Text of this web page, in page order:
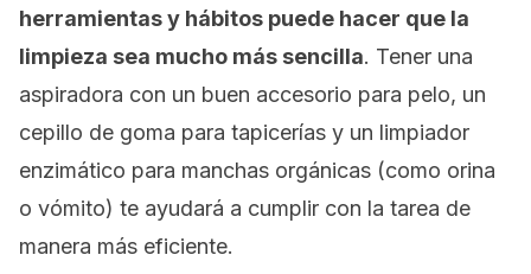
herramientas y hábitos puede hacer que la
limpieza sea mucho más sencilla. Tener una
aspiradora con un buen accesorio para pelo, un
cepillo de goma para tapicerías y un limpiador
enzimático para manchas orgánicas (como orina
o vómito) te ayudará a cumplir con la tarea de
manera más eficiente.